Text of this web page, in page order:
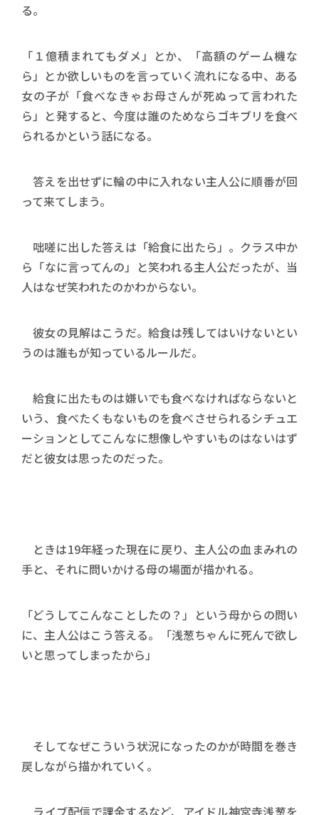
る。
「１億積まれてもダメ」とか、「高額のゲーム機な
ら」とか欲しいものを言っていく流れになる中、ある
女の子が「食べなきゃお母さんが死ぬって言われた
ら」と発すると、今度は誰のためならゴキブリを食べ
られるかという話になる。
答えを出せずに輪の中に入れない主人公に順番が回
って来てしまう。
咄嗟に出した答えは「給食に出たら」。クラス中か
ら「なに言ってんの」と笑われる主人公だったが、当
人はなぜ笑われたのかわからない。
彼女の見解はこうだ。給食は残してはいけないとい
うのは誰もが知っているルールだ。
給食に出たものは嫌いでも食べなければならないと
いう、食べたくもないものを食べさせられるシチュエ
ーションとしてこんなに想像しやすいものはないはず
だと彼女は思ったのだった。
ときは19年経った現在に戻り、主人公の血まみれの
手と、それに問いかける母の場面が描かれる。
「どうしてこんなことしたの？」という母からの問い
に、主人公はこう答える。「浅葱ちゃんに死んで欲し
いと思ってしまったから」
そしてなぜこういう状況になったのかが時間を巻き
戻しながら描かれていく。
ライブ配信で課金するなど、アイドル神宮寺浅葱を